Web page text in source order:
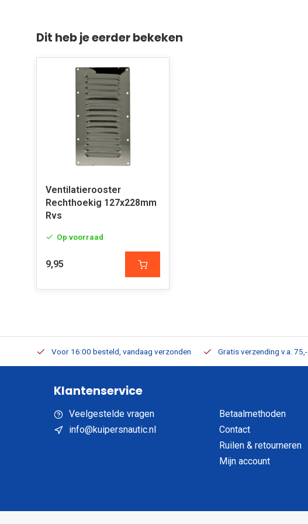
Dit heb je eerder bekeken
Ventilatierooster
Rechthoekig 127x228mm
Rvs
Op voorraad
9,95
Voor 16:00 besteld, vandaag verzonden Gratis verzending v.a. 75,-
Klantenservice
Veelgestelde vragen
info@kuipersnautic.nl
Betaalmethoden
Contact
Ruilen & retourneren
Mijn account